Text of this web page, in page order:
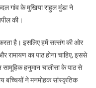
गांव के मुखिया राहुल मुंडा ने
की।
है। इसलिए हमें सत्संग की ओर
रामायण का पाठ होना चाहिए, इससे
हनुमान चालीसा के पाठ से
बच्चियों ने मनमोहक सांस्कृतिक